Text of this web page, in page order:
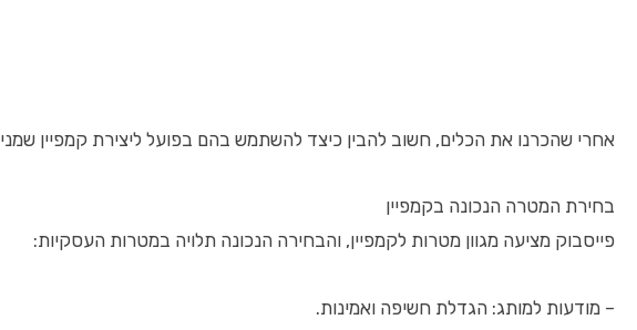
אחרי שהכרנו את הכלים, חשוב להבין כיצד להשתמש בהם בפועל ליצירת קמפיין
בחירת המטרה הנכונה בקמפיין
פייסבוק מציעה מגוון מטרות לקמפיין, והבחירה הנכונה תלויה במטרות העסקיות:
– מודעות למותג: הגדלת חשיפה ואמינות.